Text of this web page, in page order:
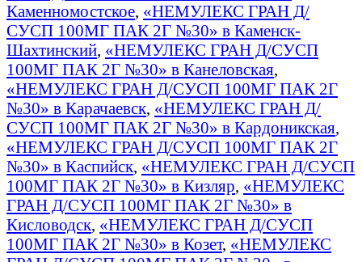
Каменномостское, «НЕМУЛЕКС ГРАН Д/
СУСП 100МГ ПАК 2Г №30» в Каменск-
Шахтинский, «НЕМУЛЕКС ГРАН Д/СУСП
100МГ ПАК 2Г №30» в Канеловская,
«НЕМУЛЕКС ГРАН Д/СУСП 100МГ ПАК 2Г
№30» в Карачаевск, «НЕМУЛЕКС ГРАН Д/
СУСП 100МГ ПАК 2Г №30» в Кардоникская,
«НЕМУЛЕКС ГРАН Д/СУСП 100МГ ПАК 2Г
№30» в Каспийск, «НЕМУЛЕКС ГРАН Д/СУСП
100МГ ПАК 2Г №30» в Кизляр, «НЕМУЛЕКС
ГРАН Д/СУСП 100МГ ПАК 2Г №30» в
Кисловодск, «НЕМУЛЕКС ГРАН Д/СУСП
100МГ ПАК 2Г №30» в Козет, «НЕМУЛЕКС